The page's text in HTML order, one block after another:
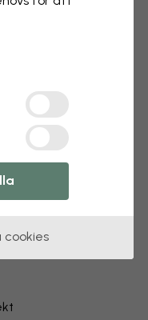
motiv som helst
cookies